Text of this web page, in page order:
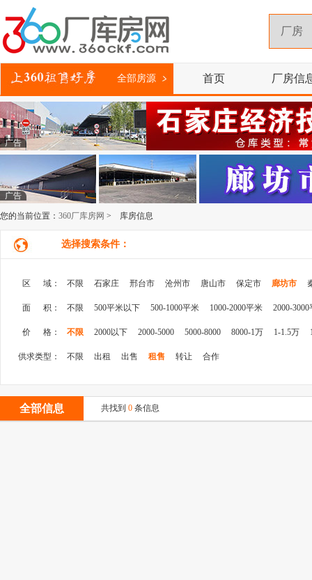
全部房源 首页 厂房信
广告
广告
您的当前位置： 360厂库房网 > 库房信息
选择搜索条件：
区 域： 不限 石家庄 邢台市 沧州市 唐山市 保定市 廊坊市
面 积： 不限 500平米以下 500-1000平米 1000-2000平米 2000-3000
价 格： 不限 2000以下 2000-5000 5000-8000 8000-1万 1-1.5万
供求类型： 不限 出租 出售 租售 转让 合作
全部信息 共找到 0 条信息